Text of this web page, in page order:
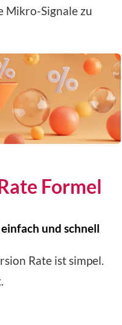
Mikro-Signale zu
Formel
und schnell
Rate ist simpel.